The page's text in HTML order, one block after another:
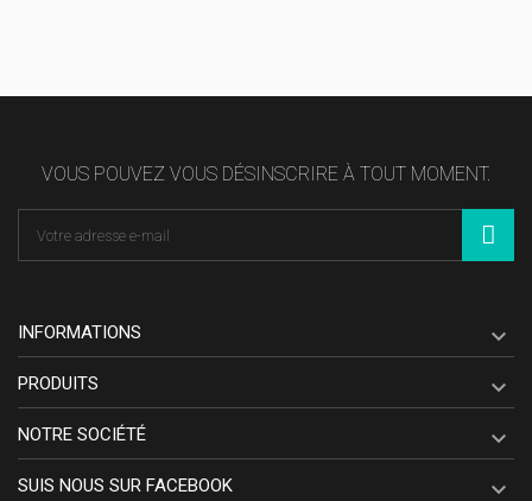
VOUS POUVEZ VOUS DÉSINSCRIRE À TOUT MOMENT.
INFORMATIONS 
PRODUITS 
NOTRE SOCIÉTÉ 
SUIS NOUS SUR FACEBOOK 